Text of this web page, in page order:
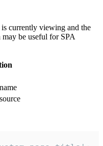
currently viewing and the
be useful for SPA